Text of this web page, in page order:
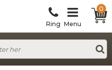
Ring Menu
0